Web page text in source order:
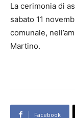
La cerimonia di
sabato 11
comunale,
Martino.
Facebook